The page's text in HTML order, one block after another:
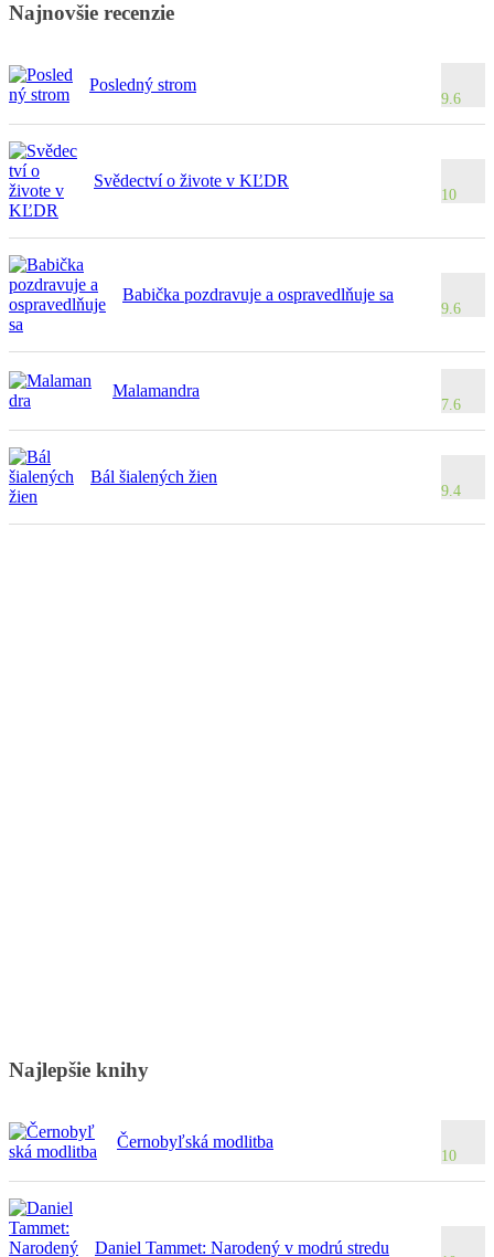
Najnovšie recenzie
Posledný strom
9.6
Svědectví o živote v KĽDR
10
Babička pozdravuje a ospravedlňuje sa
9.6
Malamandra
7.6
Bál šialených žien
9.4
Najlepšie knihy
Černobyľská modlitba
10
Daniel Tammet: Narodený v modrú stredu